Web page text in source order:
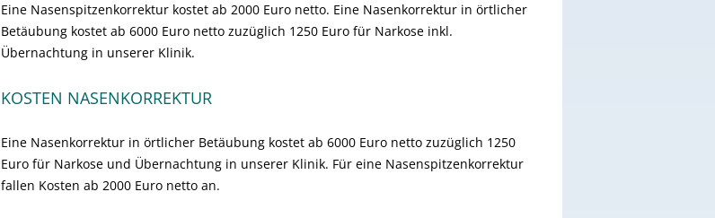
Eine Nasenspitzenkorrektur kostet ab 2000 Euro netto. Eine Nasenkorrektur in örtlicher
Betäubung kostet ab 6000 Euro netto zuzüglich 1250 Euro für Narkose inkl.
Übernachtung in unserer Klinik.
KOSTEN NASENKORREKTUR
Eine Nasenkorrektur in örtlicher Betäubung kostet ab 6000 Euro netto zuzüglich 1250
Euro für Narkose und Übernachtung in unserer Klinik. Für eine Nasenspitzenkorrektur
fallen Kosten ab 2000 Euro netto an.